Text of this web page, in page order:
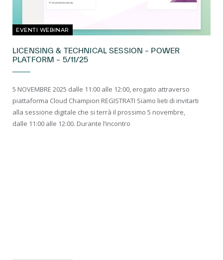
EVENTI WEBINAR
LICENSING & TECHNICAL SESSION – POWER
PLATFORM – 5/11/25
5 NOVEMBRE 2025 dalle 11:00 alle 12:00, erogato attraverso
piattaforma Cloud Champion REGISTRATI Siamo lieti di invitarti
alla sessione digitale che si terrà il prossimo 5 novembre,
dalle 11:00 alle 12:00. Durante l’incontro